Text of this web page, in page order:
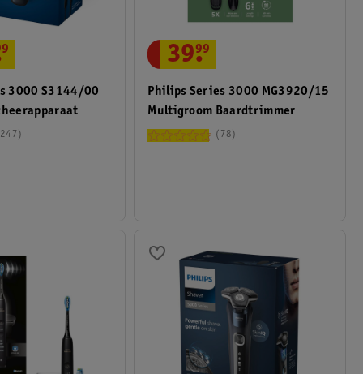
3000 S3144/00
247
Philips Series 3000 MG3920/15
Multigroom Baardtrimmer
39.
99
78